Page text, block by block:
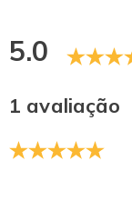
5.0
1 avaliação